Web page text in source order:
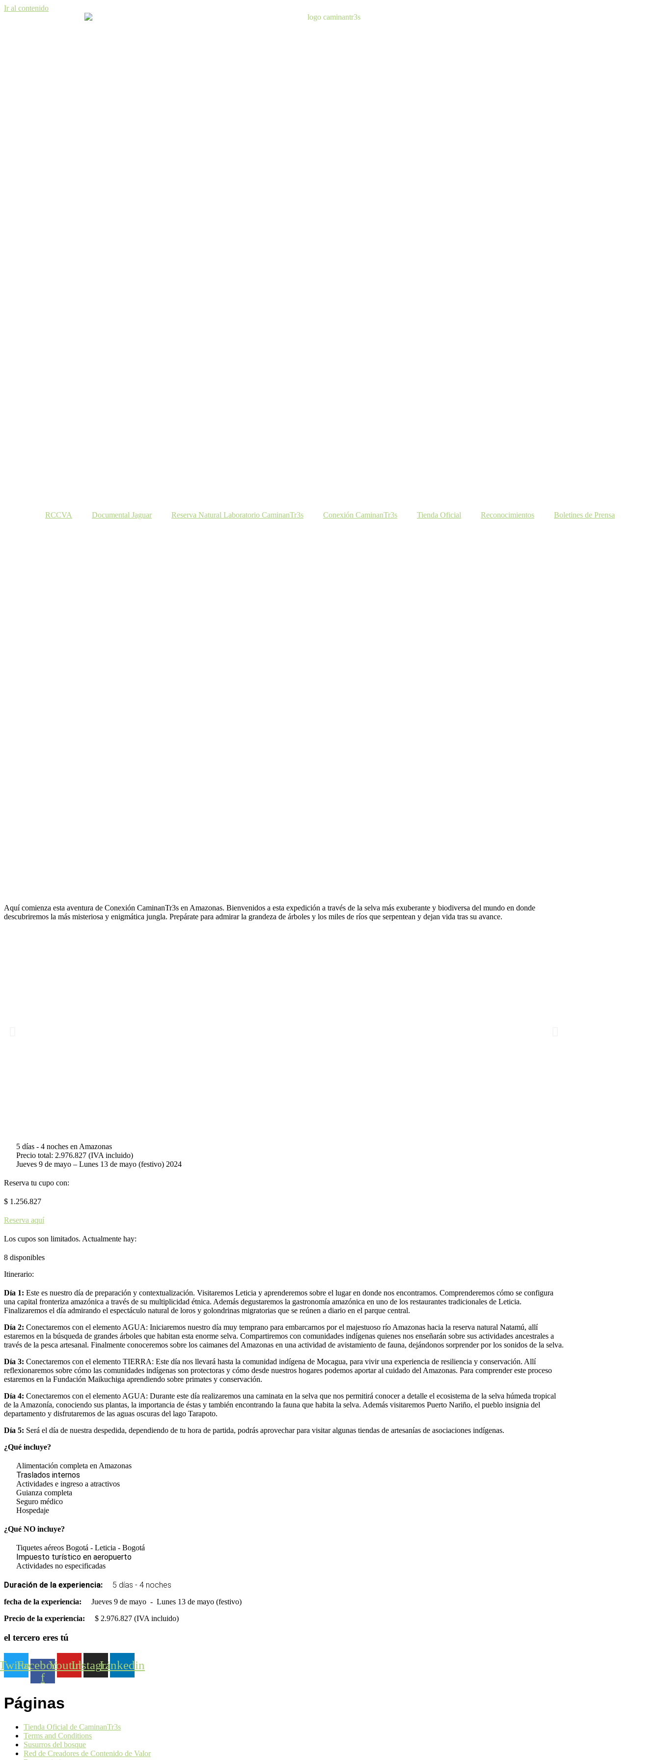
Ir al contenido
RCCVA Documental Jaguar Reserva Natural Laboratorio CaminanTr3s Conexión CaminanTr3s Tienda Oficial Reconocimientos Boletines de Prensa
Aquí comienza esta aventura de Conexión CaminanTr3s en Amazonas. Bienvenidos a esta expedición a través de la selva más exuberante y biodiversa del mundo en donde
descubriremos la más misteriosa y enigmática jungla. Prepárate para admirar la grandeza de árboles y los miles de ríos que serpentean y dejan vida tras su avance.
5 días - 4 noches en Amazonas
Precio total: 2.976.827 (IVA incluido)
Jueves 9 de mayo – Lunes 13 de mayo (festivo) 2024
Reserva tu cupo con:
$ 1.256.827
Reserva aquí
Los cupos son limitados. Actualmente hay:
8 disponibles
Itinerario:
Día 1: Este es nuestro día de preparación y contextualización. Visitaremos Leticia y aprenderemos sobre el lugar en donde nos encontramos. Comprenderemos cómo se configura
una capital fronteriza amazónica a través de su multiplicidad étnica. Además degustaremos la gastronomía amazónica en uno de los restaurantes tradicionales de Leticia.
Finalizaremos el día admirando el espectáculo natural de loros y golondrinas migratorias que se reúnen a diario en el parque central.
Día 2: Conectaremos con el elemento AGUA: Iniciaremos nuestro día muy temprano para embarcarnos por el majestuoso río Amazonas hacia la reserva natural Natamú, allí
estaremos en la búsqueda de grandes árboles que habitan esta enorme selva. Compartiremos con comunidades indígenas quienes nos enseñarán sobre sus actividades ancestrales a
través de la pesca artesanal. Finalmente conoceremos sobre los caimanes del Amazonas en una actividad de avistamiento de fauna, dejándonos sorprender por los sonidos de la selva.
Día 3: Conectaremos con el elemento TIERRA: Este día nos llevará hasta la comunidad indígena de Mocagua, para vivir una experiencia de resiliencia y conservación. Allí
reflexionaremos sobre cómo las comunidades indígenas son protectoras y cómo desde nuestros hogares podemos aportar al cuidado del Amazonas. Para comprender este proceso
estaremos en la Fundación Maikuchiga aprendiendo sobre primates y conservación.
Día 4: Conectaremos con el elemento AGUA: Durante este día realizaremos una caminata en la selva que nos permitirá conocer a detalle el ecosistema de la selva húmeda tropical
de la Amazonía, conociendo sus plantas, la importancia de éstas y también encontrando la fauna que habita la selva. Además visitaremos Puerto Nariño, el pueblo insignia del
departamento y disfrutaremos de las aguas oscuras del lago Tarapoto.
Día 5: Será el día de nuestra despedida, dependiendo de tu hora de partida, podrás aprovechar para visitar algunas tiendas de artesanías de asociaciones indígenas.
¿Qué incluye?
Alimentación completa en Amazonas
Traslados internos
Actividades e ingreso a atractivos
Guianza completa
Seguro médico
Hospedaje
¿Qué NO incluye?
Tiquetes aéreos Bogotá - Leticia - Bogotá
Impuesto turístico en aeropuerto
Actividades no especificadas
Duración de la experiencia: 5 días - 4 noches
fecha de la experiencia:
Jueves 9 de mayo - Lunes 13 de mayo (festivo)
Precio de la experiencia:
$ 2.976.827 (IVA incluido)
el tercero eres tú
Facebook-
f
YoutubeInstagramLinkedin
Páginas
Tienda Oficial de CaminanTr3s
Terms and Conditions
Susurros del bosque
Red de Creadores de Contenido de Valor